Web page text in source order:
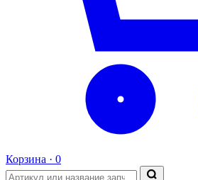
Корзина · 0